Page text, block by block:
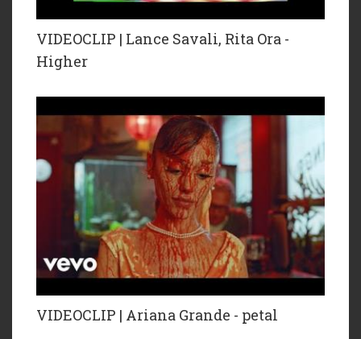
VIDEOCLIP | Lance Savali, Rita Ora -
Higher
VIDEOCLIP | Ariana Grande - petal